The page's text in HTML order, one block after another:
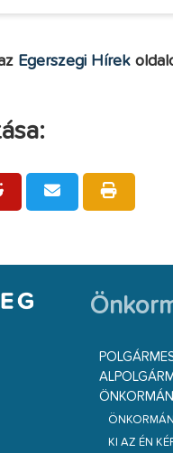
Egerszegi Hírek
KI AZ ÉN